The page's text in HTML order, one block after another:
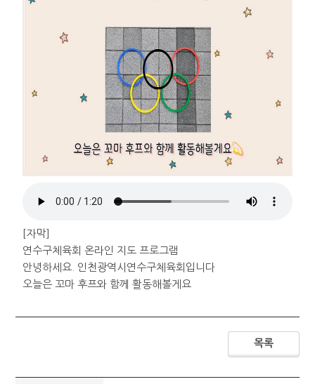
[자막]
연수구체육회 온라인 지도 프로그램
안녕하세요. 인천광역시연수구체육회입니다
오늘은 꼬마 후프와 함께 활동해볼게요
링을 집어 앞 쪽 고깔에 옮기는 활동이에요.
목록